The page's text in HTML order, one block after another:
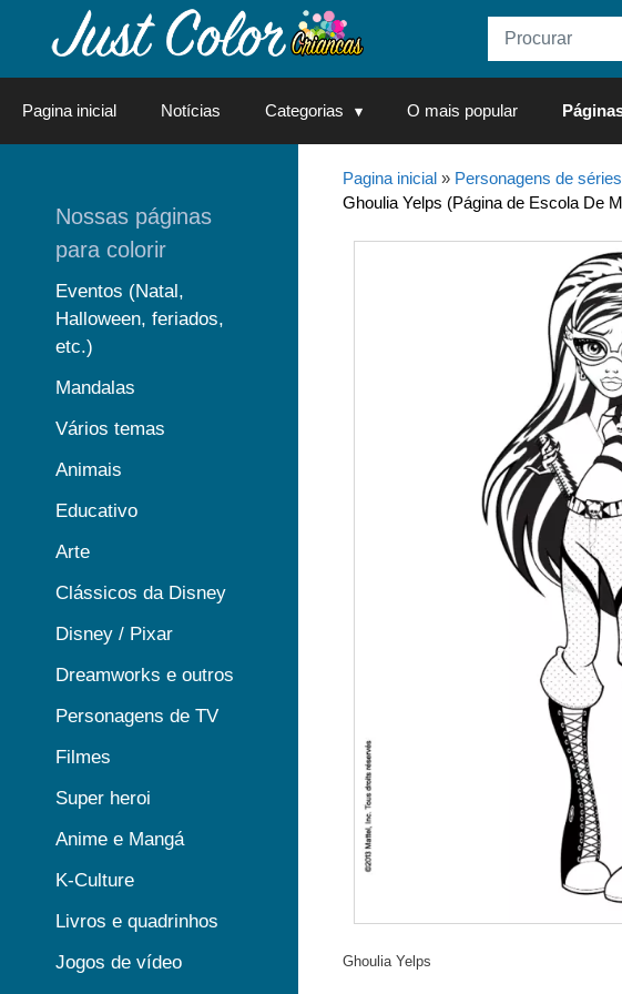
Pagina inicial Notícias Categorias O mais popular
Pagina inicial» Personagens de
Ghoulia Yelps (Página de Escola De
Ghoulia Yelps
Nossas páginas
para colorir
Eventos (Natal,
Halloween, feriados,
etc.)
Mandalas
Vários temas
Animais
Educativo
Arte
Clássicos da Disney
Disney / Pixar
Dreamworks e outros
Personagens de TV
Filmes
Super heroi
Anime e Mangá
K-Culture
Livros e quadrinhos
Jogos de vídeo